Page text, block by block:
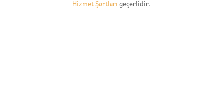
Hizmet Şartlarıgeçerlidir.